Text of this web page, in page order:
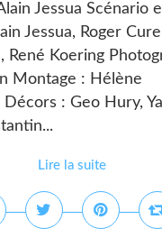
Jessua Scénario
Jessua, Roger
René Koering
Montage : Hélène
Décors : Geo Hury,
Lire la suite